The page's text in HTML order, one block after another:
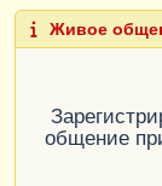
Живое
общение